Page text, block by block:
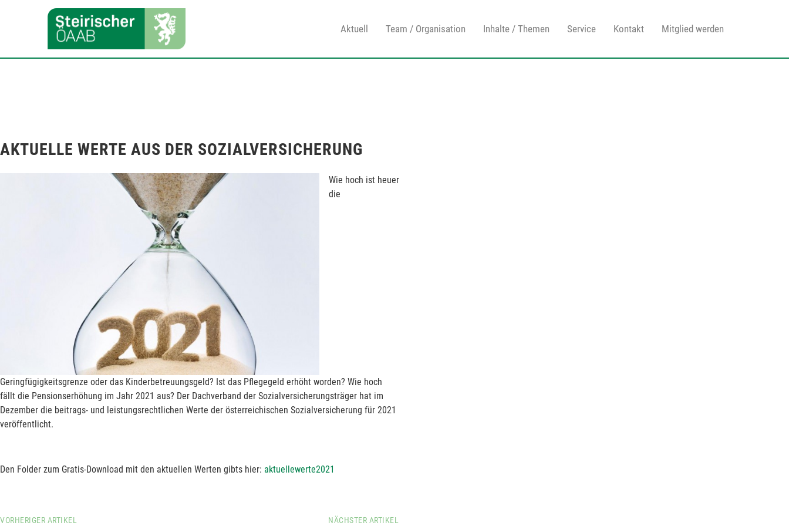
Aktuell Team / Organisation Inhalte / Themen Service Kontakt Mitglied werden
AKTUELLE WERTE AUS DER SOZIALVERSICHERUNG
Wie hoch ist heuer
die
Geringfügigkeitsgrenze oder das Kinderbetreuungsgeld? Ist das Pflegegeld erhöht worden? Wie hoch
fällt die Pensionserhöhung im Jahr 2021 aus? Der Dachverband der Sozialversicherungsträger hat im
Dezember die beitrags- und leistungsrechtlichen Werte der österreichischen Sozialversicherung für 2021
veröffentlicht.
Den Folder zum Gratis-Download mit den aktuellen Werten gibts hier: aktuellewerte2021
VORHERIGER ARTIKEL NÄCHSTER ARTIKEL